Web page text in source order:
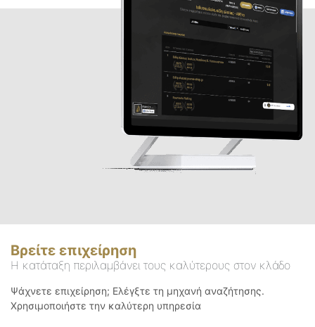
Βρείτε επιχείρηση
Η κατάταξη περιλαμβάνει τους καλύτερους στον κλάδο
Ψάχνετε επιχείρηση; Ελέγξτε τη μηχανή αναζήτησης.
Χρησιμοποιήστε την καλύτερη υπηρεσία